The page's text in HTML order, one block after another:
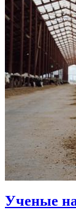
Ученые